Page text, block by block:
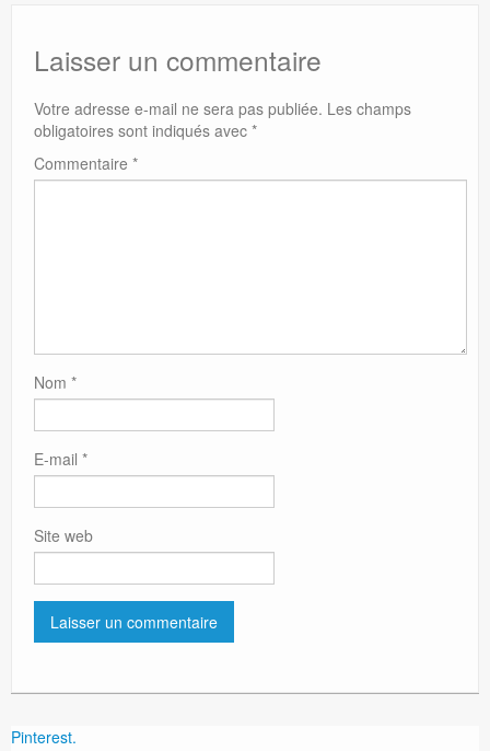
Laisser un commentaire
Votre adresse e-mail ne sera pas publiée. Les champs
obligatoires sont indiqués avec *
Commentaire *
Nom *
E-mail *
Site web
Pinterest.